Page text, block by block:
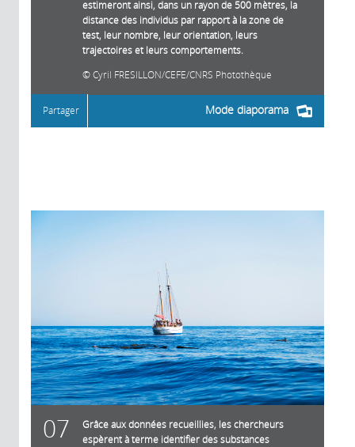
estimeront ainsi, dans un rayon de 500 mètres, la
distance des individus par rapport à la zone de
test, leur nombre, leur orientation, leurs
trajectoires et leurs comportements.
Cyril FRESILLON/CEFE/CNRS Photothèque
Mode diaporama
Partager
07
Grâce aux données recueillies, les chercheurs
espèrent à terme identifier des substances